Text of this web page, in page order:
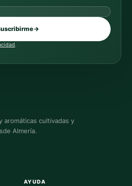
→
.
aromáticas cultivadas y
Almería.
AYUDA